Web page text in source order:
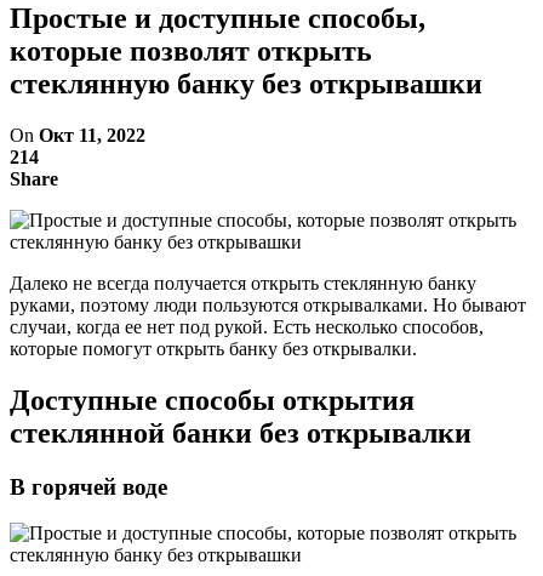
Простые и доступные способы,
которые позволят открыть
стеклянную банку без открывашки
On Окт 11, 2022
214
Share
Далеко не всегда получается открыть стеклянную банку
руками, поэтому люди пользуются открывалками. Но бывают
случаи, когда ее нет под рукой. Есть несколько способов,
которые помогут открыть банку без открывалки.
Доступные способы открытия
стеклянной банки без открывалки
В горячей воде